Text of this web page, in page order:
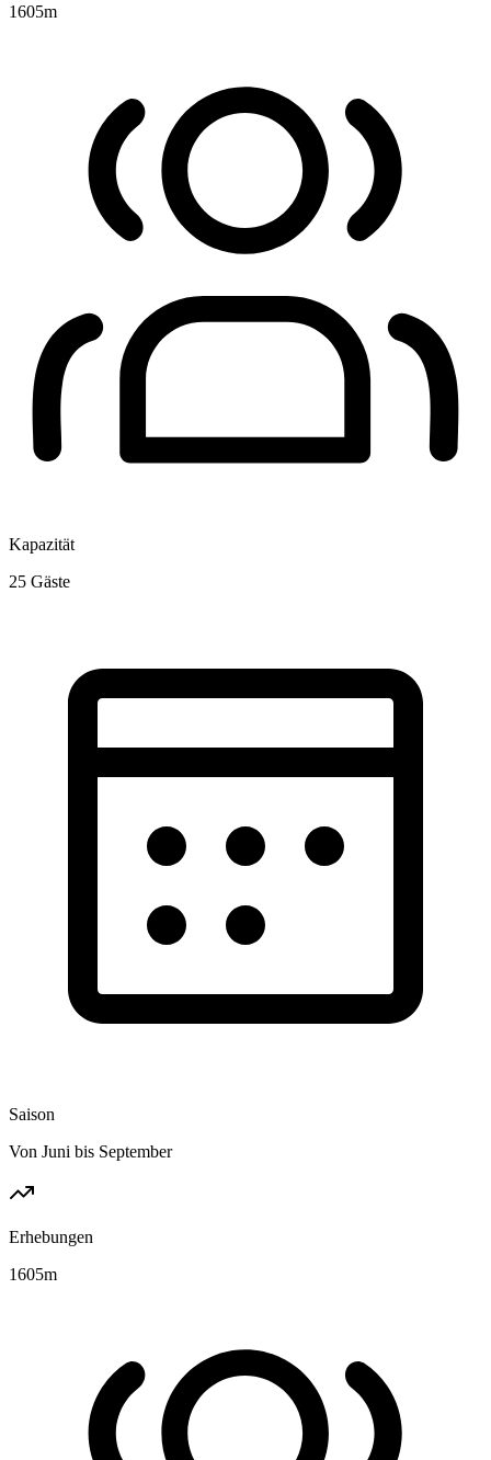
1605m
Kapazität
25 Gäste
Saison
Von Juni bis September
Erhebungen
1605m